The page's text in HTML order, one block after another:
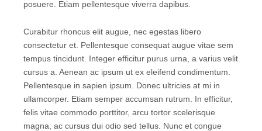
posuere. Etiam pellentesque viverra dapibus.
Curabitur rhoncus elit augue, nec egestas libero
consectetur et. Pellentesque consequat augue vitae sem
tempus tincidunt. Integer efficitur purus urna, a varius velit
cursus a. Aenean ac ipsum ut ex eleifend condimentum.
Pellentesque in sapien ipsum. Donec ultricies at mi in
ullamcorper. Etiam semper accumsan rutrum. In efficitur,
felis vitae commodo porttitor, arcu tortor scelerisque
magna, ac cursus dui odio sed tellus. Nunc et congue